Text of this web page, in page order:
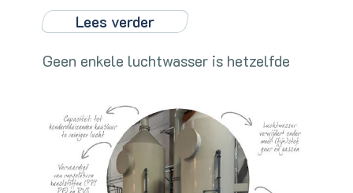
Lees verder
Geen enkele luchtwasser is hetzelfde